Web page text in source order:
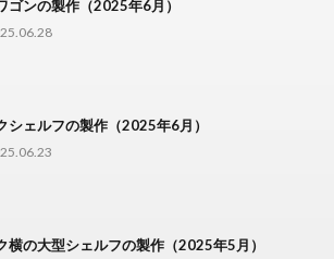
ゴンの製作（2025年6月）
シェルフの製作（2025年6月）
横の大型シェルフの製作（2025年5月）